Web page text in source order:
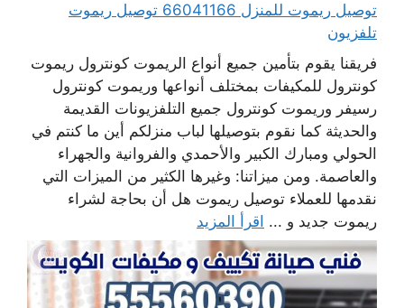
توصيل ريموت للمنزل 66041166 توصيل ريموت
تلفزيون
فريقنا يقوم بتأمين جميع أنواع الريموت كونترول ريموت
كونترول للمكيفات بمختلف أنواعها وريموت كونترول
رسيفر وريموت كونترول جميع التلفزيونات القديمة
والحديثة كما نقوم بتوصيلها لباب منزلكم أين ما كنتم في
الحولي ومبارك الكبير والأحمدي والفروانية والجهراء
والعاصمة. ومن ميزاتنا: وغيرها الكثير من الميزات التي
نقدمها للعملاء توصيل ريموت هل أن بحاجة لشراء
ريموت جديد و ... اقرأ المزيد